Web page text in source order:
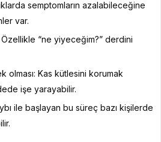
semptomların azalabileceğine
var.
Özellikle “ne yiyeceğim?” derdini
olması: Kas kütlesini korumak
işe yarayabilir.
ile başlayan bu süreç bazı kişilerde